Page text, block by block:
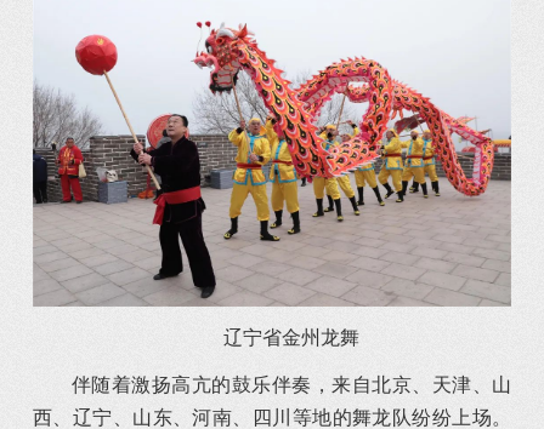
辽宁省金州龙舞
伴随着激扬高亢的鼓乐伴奏，来自北京、天津、山
西、辽宁、山东、河南、四川等地的舞龙队纷纷上场。